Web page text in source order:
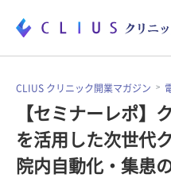
お役立ち資料
開業医のリアル
CLIUS クリニック開業マガジン
【セミナーレポ】
を活用した次世代
院内自動化・集患